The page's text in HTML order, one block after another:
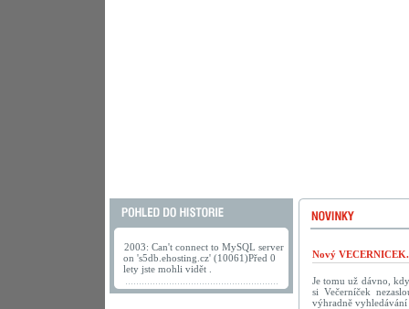
2003: Can't connect to MySQL server
on 's5db.ehosting.cz' (10061)Před 0
lety jste mohli vidět .
Nový
Je tomu už dávno,
si Večerníček
výhradně